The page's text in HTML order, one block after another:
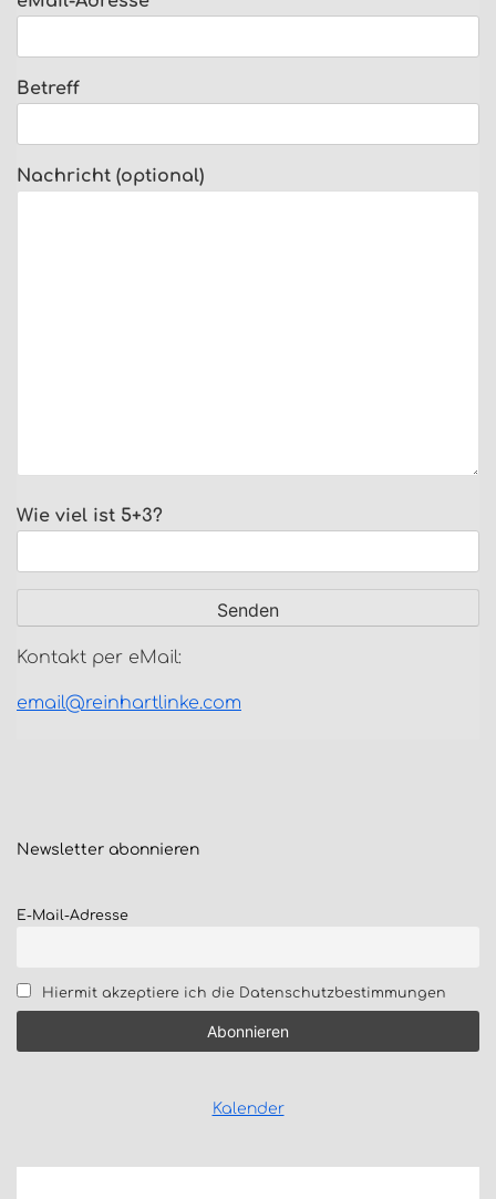
Betreff
Nachricht (optional)
Wie viel ist 5+3?
Kontakt per eMail:
email@reinhartlinke.com
Newsletter abonnieren
E-Mail-Adresse
Hiermit akzeptiere ich die Datenschutzbestimmungen
Kalender